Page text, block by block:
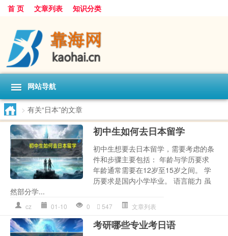
首 页 文章列表 知识分类
网站导航
> 有关“日本”的文章
初中生如何去日本留学
初中生想要去日本留学，需要考虑的条
件和步骤主要包括： 年龄与学历要求
年龄通常需要在12岁至15岁之间。 学
历要求是国内小学毕业。 语言能力 虽
然部分学...
cz 01-10 0 547 文章列表
考研哪些专业考日语